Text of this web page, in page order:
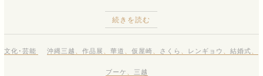
続きを読む
文化･芸能 沖縄三越 、作品展 、華道 、仮屋崎 さくら レンギョウ 、結婚式
ブーケ 三越